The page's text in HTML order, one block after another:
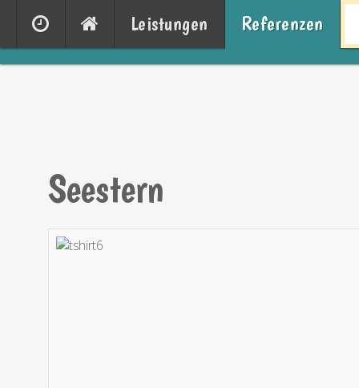
Leistungen Referenzen
Seestern